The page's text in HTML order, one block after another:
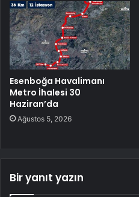
Esenboğa Havalimanı
Metro İhalesi 30
Haziran’da
Ağustos 5, 2026
Bir yanıt yazın